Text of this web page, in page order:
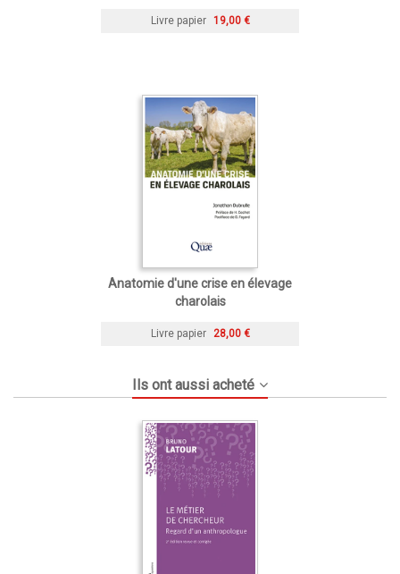
Livre papier 19,00 €
Anatomie d'une crise en élevage
charolais
Livre papier 28,00 €
Ils ont aussi acheté